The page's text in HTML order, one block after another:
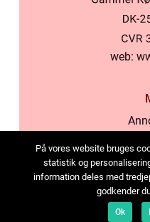
web:
På vores website bruges
statistik og
information deles med
godkender
Ok